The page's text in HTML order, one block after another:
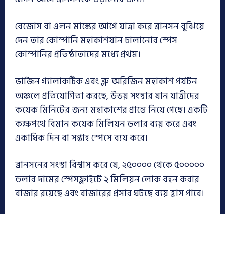
বেজোস বা এলন মাস্কের আগে যাত্রা করে ব্রানসন বুঝিয়ে
দেন তার কোম্পানি মহাকাশযান চালানোর স্পেস
কোম্পানির প্রতিষ্ঠাতাদের মধ্যে প্রথম।
ভার্জিন গ্যালাকটিক এবং ব্লু অরিজিন মহাকাশ পর্যটন
অঞ্চলে প্রতিযোগিতা করছে, উভয় সংস্থার যান যাত্রীদের
কয়েক মিনিটের জন্য মহাকাশের প্রান্তে নিয়ে গেছে। একটি
কক্ষপথে বিমান কয়েক মিলিয়ন ডলার ব্যয় করে এবং
একাধিক দিন বা সপ্তাহ স্পেসে ব্যয় করে।
ব্রানসনের সংস্থা বিশ্বাস করে যে, ২৫০০০০ থেকে ৫০০০০০
ডলার দামের স্পেসফ্লাইটে ২ মিলিয়ন লোক বহন করার
বাজার রয়েছে এবং বাজারের প্রসার ঘটছে ব্যয় হ্রাস পাবে।